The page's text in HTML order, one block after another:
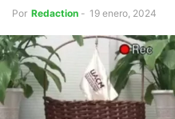
Por Redaction - 19 enero, 2024